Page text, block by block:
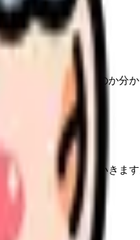
を準備すればいいのか分
す。
体的にお伝えしていきます